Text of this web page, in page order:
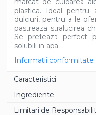
marcat de culoarea
plastica. Ideal pentru
dulciuri, pentru a le
pastreaza stralucirea
Se preteaza perfect
solubili in apa.
Informatii conformitate
Caracteristici
Ingrediente
Limitari de